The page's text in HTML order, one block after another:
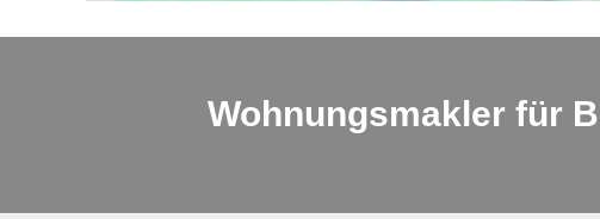
Wohnungsmakler für